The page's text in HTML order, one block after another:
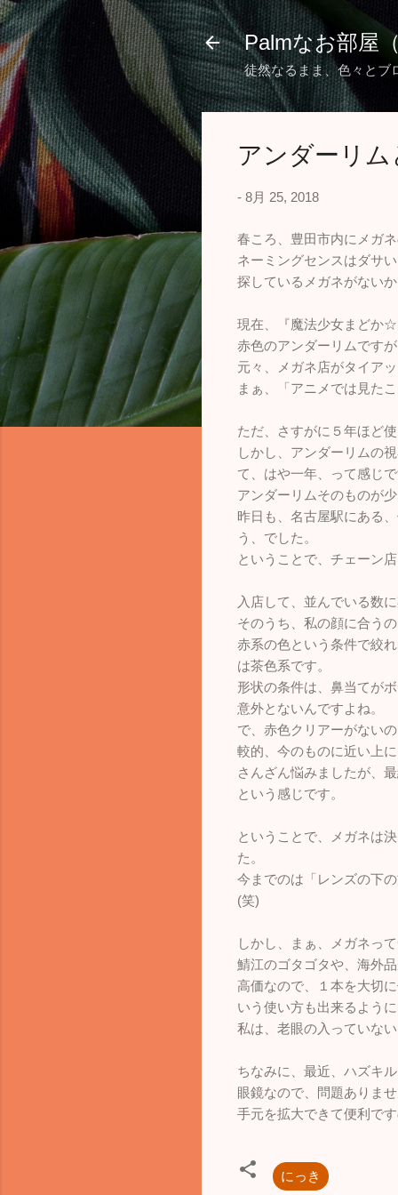
Palmなお部屋
徒然なるまま、色々とブ
アンダーリム
- 8月 25, 2018
春ころ、豊田市内にメガ
ネーミングセンスはダサ
探しているメガネがない
現在、『魔法少女まどか☆
赤色のアンダーリムです
元々、メガネ店がタイア
まぁ、「アニメでは見た
ただ、さすがに５年ほど
しかし、アンダーリムの
て、はや一年、って感じで
アンダーリムそのものが
昨日も、名古屋駅にある
う、でした。
ということで、チェーン
入店して、並んでいる数
そのうち、私の顔に合うの
赤系の色という条件で絞
は茶色系です。
形状の条件は、鼻当てが
意外とないんですよね。
で、赤色クリアーがない
較的、今のものに近い上
さんざん悩みましたが、
という感じです。
ということで、メガネは
た。
今までのは「レンズの下
(笑)
しかし、まぁ、メガネっ
鯖江のゴタゴタや、海外
高価なので、１本を大切
いう使い方も出来るように
私は、老眼の入っていな
ちなみに、最近、ハズキ
眼鏡なので、問題ありませ
手元を拡大できて便利で
にっき